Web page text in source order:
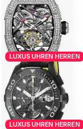
LUXUS UHREN HERREN
LUXUS UHREN HERREN